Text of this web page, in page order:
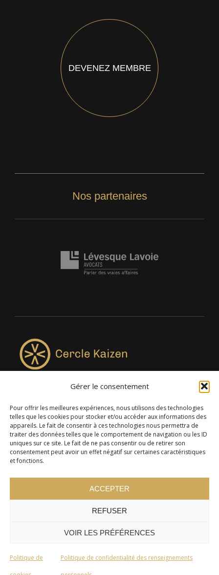
Gérer le consentement
Pour offrir les meilleures expériences, nous utilisons des technologies
telles que les cookies pour stocker et/ou accéder aux informations des
appareils. Le fait de consentir à ces technologies nous permettra de
traiter des données telles que le comportement de navigation ou les ID
uniques sur ce site. Le fait de ne pas consentir ou de retirer son
consentement peut avoir un effet négatif sur certaines caractéristiques
et fonctions.
ACCEPTER
REFUSER
VOIR LES PRÉFÉRENCES
Politique de Politique de confidentialité des renseignements
DEVENEZ MEMBRE
Nos partenaires
4957, rue Lionel-Groulx, bureau 819, Saint-Augustin-de-
Desmaures QC G3A 0M7
© 2024 Cercle Kaizen. Tous droits réservés -